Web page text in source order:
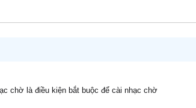
chờ là điều kiện bắt buộc để cài nhạc chờ